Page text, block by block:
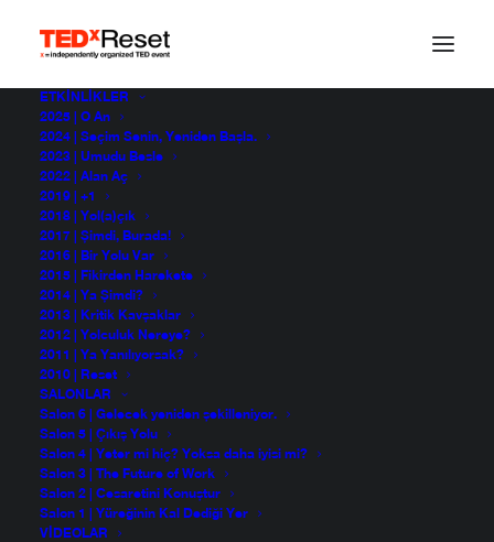
ETKINLIKLER
2025 | O An
2024 | Seçim Senin, Yeniden Başla.
2023 | Umudu Besle
2022 | Alan Aç
2019 | +1
2018 | Yol(a)çık
2017 | Şimdi, Burada!
2016 | Bir Yolu Var
2015 | Fikirden Harekete
2014 | Ya Şimdi?
2013 | Kritik Kavşaklar
2012 | Yolculuk Nereye?
2011 | Ya Yanılıyorsak?
2010 | Reset
SALONLAR
Salon 6 | Gelecek yeniden şekilleniyor.
Salon 5 | Çıkış Yolu
Salon 4 | Yeter mi hiç? Yoksa daha iyisi mi?
Salon 3 | The Future of Work
Salon 2 | Cesaretini Konuştur
Salon 1 | Yüreğinin Kal Dediği Yer
VIDEOLAR
Ritmin Melodisi &
Melodinin Ritmi
Deniz Güngör
TEDxReset 2014